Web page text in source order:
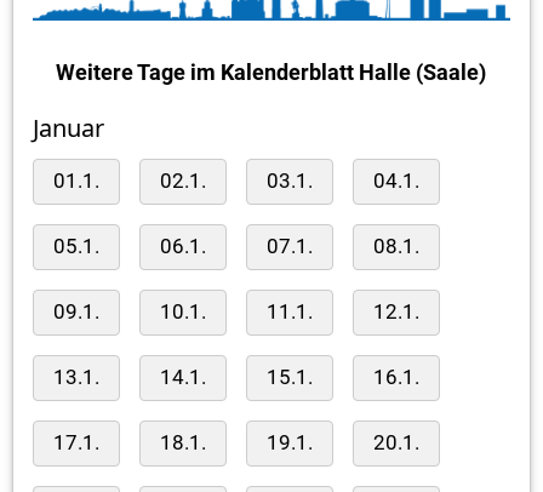
Weitere Tage im Kalenderblatt Halle (Saale)
Januar
01.1. 02.1. 03.1. 04.1.
05.1. 06.1. 07.1. 08.1.
09.1. 10.1. 11.1. 12.1.
13.1. 14.1. 15.1. 16.1.
17.1. 18.1. 19.1. 20.1.